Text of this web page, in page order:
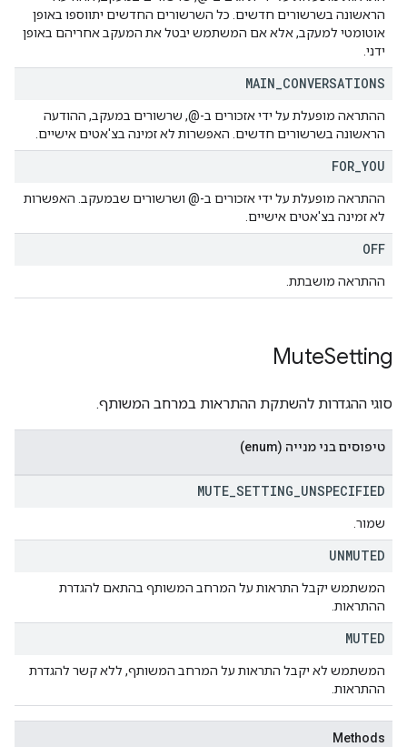
הראשונה בשרשורים חדשים. כל השרשורים החדשים יתווספו באופן
אוטומטי למעקב, אלא אם המשתמש יבטל את המעקב אחריהם באופן
ידני.
MAIN CONVERSATIONS
ההתראה מופעלת על ידי אזכורים ב-@, שרשורים במעקב, ההודעה
הראשונה בשרשורים חדשים. האפשרות לא זמינה בצ'אטים אישיים.
FOR YOU
ההתראה מופעלת על ידי אזכורים ב-@ ושרשורים שבמעקב. האפשרות
לא זמינה בצ'אטים אישיים.
OFF
ההתראה מושבתת.
MuteSetting
סוגי ההגדרות להשתקת ההתראות במרחב המשותף.
טיפוסים בני מנייה (enum)
MUTE SETTING UNSPECIFIED
שמור.
UNMUTED
המשתמש יקבל התראות על המרחב המשותף בהתאם להגדרת
ההתראות.
MUTED
המשתמש לא יקבל התראות על המרחב המשותף, ללא קשר להגדרת
ההתראות.
Methods